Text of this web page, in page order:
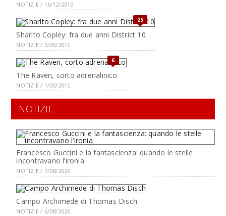
NOTIZIE / 16/12/2010
25
Sharlto Copley: fra due anni District 10
NOTIZIE / 5/05/2010
6
The Raven, corto adrenalinico
NOTIZIE / 1/05/2010
NOTIZIE
Francesco Guccini e la fantascienza: quando le stelle
incontravano l’ironia
NOTIZIE / 7/08/2026
Campo Archimede di Thomas Disch
NOTIZIE / 6/08/2026